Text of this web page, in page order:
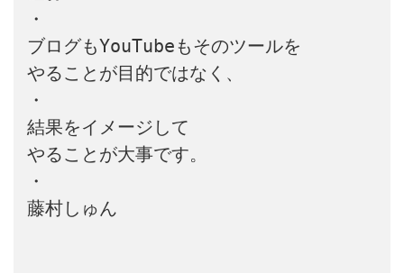
・
ブログもYouTubeもそのツールを
やることが目的ではなく、
・
結果をイメージして
やることが大事です。
・
藤村しゅん